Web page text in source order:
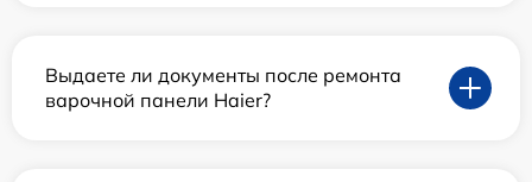
Выдаете ли документы после ремонта
варочной панели Haier?